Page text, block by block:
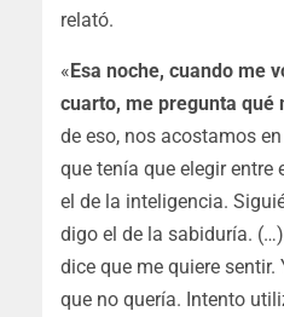
relató.
«Esa noche, cuando me
cuarto, me pregunta qué
de eso, nos acostamos
que tenía que elegir entre
el de la inteligencia.
digo el de la sabiduría.
dice que me quiere sentir.
que no quería. Intento